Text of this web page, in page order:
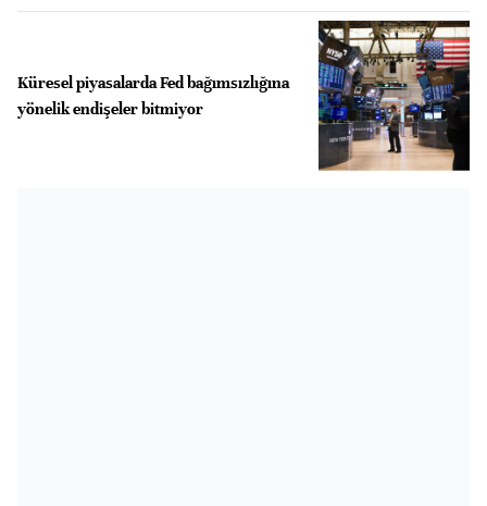
Küresel piyasalarda Fed bağımsızlığına
yönelik endişeler bitmiyor